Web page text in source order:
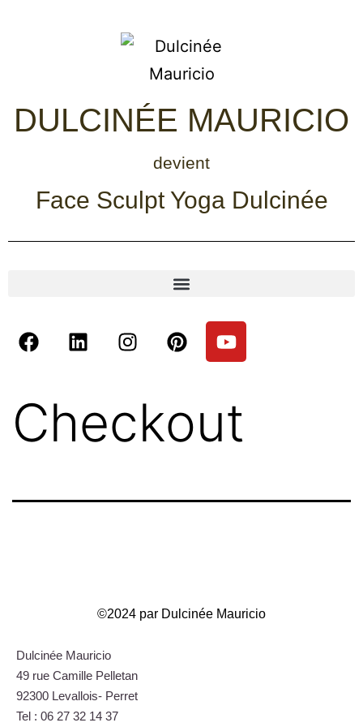
DULCINÉE MAURICIO
devient
Face Sculpt Yoga Dulcinée
Checkout
©2024 par Dulcinée Mauricio
Dulcinée Mauricio
49 rue Camille Pelletan
92300 Levallois- Perret
Tel : 06 27 32 14 37